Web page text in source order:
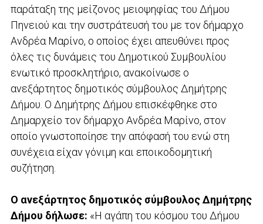
παράταξη της μείζονος μειοψηφίας του Δήμου
Πηνειού και την συστράτευσή του με τον δήμαρχο
Ανδρέα Μαρίνο, ο οποίος έχει απευθύνει προς
όλες τις δυνάμεις του Δημοτικού Συμβουλίου
ενωτικό προσκλητήριο, ανακοίνωσε ο
ανεξάρτητος δημοτικός σύμβουλος Δημήτρης
Δήμου. Ο Δημήτρης Δήμου επισκέφθηκε στο
Δημαρχείο τον δήμαρχο Ανδρέα Μαρίνο, στον
οποίο γνωστοποίησε την απόφασή του ενώ στη
συνέχεια είχαν γόνιμη και εποικοδομητική
συζήτηση.
Ο ανεξάρτητος δημοτικός σύμβουλος Δημήτρης
Δήμου δήλωσε: «Η αγάπη του κόσμου του Δήμου